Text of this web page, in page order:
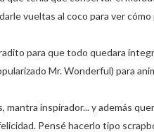
vueltas al coco para ver
para que todo quedara
Mr. Wonderful) para
mantra inspirador... y además
Pensé hacerlo tipo